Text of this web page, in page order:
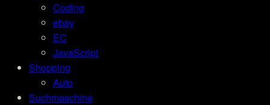
Coding
ebay
EC
JavaScript
Shopping
Auto
Suchmaschine